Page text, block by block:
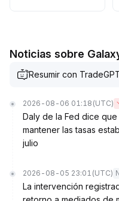
Noticias sobre
Resumir con
2026-08-06 01:18 (UTC)
Daly de la Fed dice
mantener las tasas
julio
2026-08-05 23:01 (UTC)
La intervención